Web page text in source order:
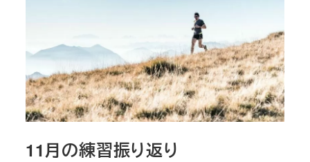
11月の練習振り返り